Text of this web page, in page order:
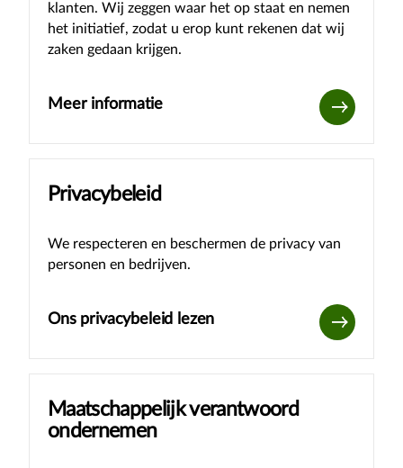
klanten. Wij zeggen waar het op staat en nemen
het initiatief, zodat u erop kunt rekenen dat wij
zaken gedaan krijgen.
Meer informatie
Privacybeleid
We respecteren en beschermen de privacy van
personen en bedrijven.
Ons privacybeleid lezen
Maatschappelijk verantwoord
ondernemen